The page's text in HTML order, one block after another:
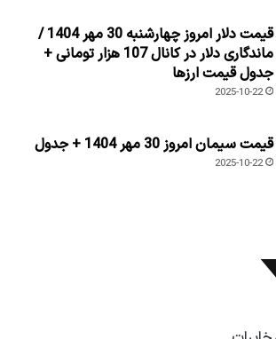
قیمت دلار امروز چهارشنبه 30 مهر 1404 /
ماندگاری دلار در کانال 107 هزار تومانی +
جدول قیمت ارزها
2025-10-22
قیمت سیمان امروز 30 مهر 1404 + جدول
2025-10-22